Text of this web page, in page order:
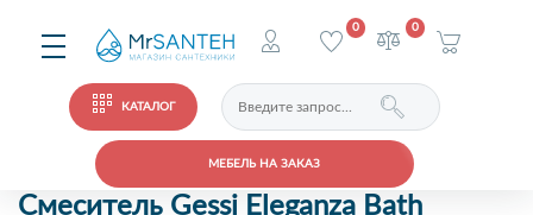
КАТАЛОГ
МЕБЕЛЬ НА ЗАКАЗ
0 0
Смеситель Gessi Eleganza Bath